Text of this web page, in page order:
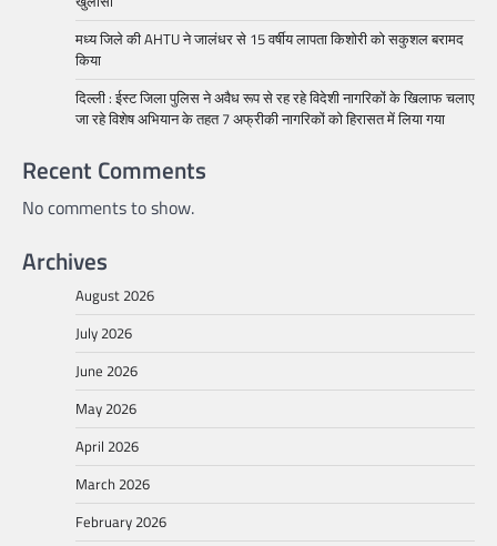
मध्य जिले की AHTU ने जालंधर से 15 वर्षीय लापता किशोरी को सकुशल बरामद
किया
दिल्ली : ईस्ट जिला पुलिस ने अवैध रूप से रह रहे विदेशी नागरिकों के खिलाफ चलाए
जा रहे विशेष अभियान के तहत 7 अफ्रीकी नागरिकों को हिरासत में लिया गया
Recent Comments
No comments to show.
Archives
August 2026
July 2026
June 2026
May 2026
April 2026
March 2026
February 2026